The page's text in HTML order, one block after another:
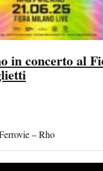
in concerto al
–Rho